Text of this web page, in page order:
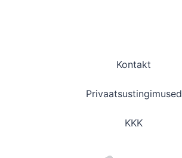
Kontakt
Privaatsustingimused
KKK